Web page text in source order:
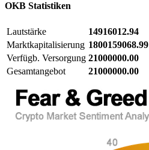
OKB Statistiken
Lautstärke
14916012.94
Marktkapitalisierung 1800159068.99
Verfügb. Versorgung 21000000.00
Gesamtangebot
21000000.00